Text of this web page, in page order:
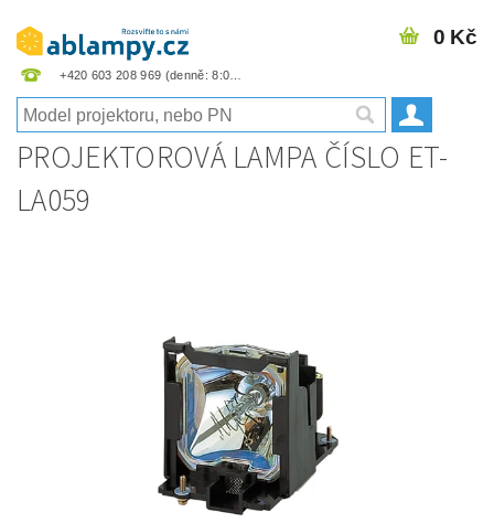
+420 603 208 969
0 Kč
PROJEKTOROVÁ LAMPA ČÍSLO ET-
LA059